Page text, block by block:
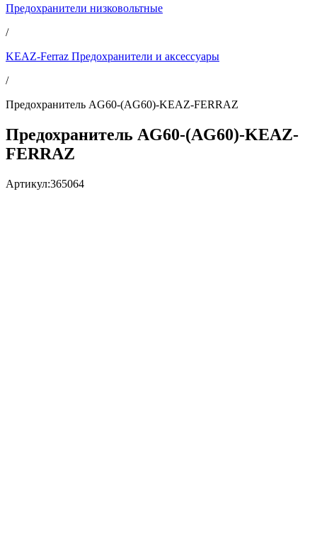
Предохранители низковольтные
/
KEAZ-Ferraz Предохранители и аксессуары
/
Предохранитель AG60-(AG60)-KEAZ-FERRAZ
Предохранитель AG60-(AG60)-KEAZ-
FERRAZ
Артикул:365064